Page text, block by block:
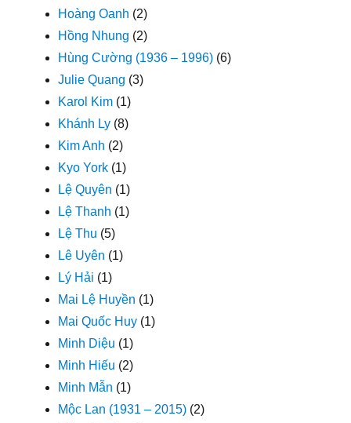
Hoàng Oanh (2)
Hồng Nhung (2)
Hùng Cường (1936 – 1996) (6)
Julie Quang (3)
Karol Kim (1)
Khánh Ly (8)
Kim Anh (2)
Kyo York (1)
Lệ Quyên (1)
Lệ Thanh (1)
Lệ Thu (5)
Lê Uyên (1)
Lý Hải (1)
Mai Lệ Huyền (1)
Mai Quốc Huy (1)
Minh Diệu (1)
Minh Hiếu (2)
Minh Mẫn (1)
Mộc Lan (1931 – 2015) (2)